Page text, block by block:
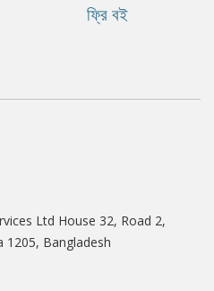
ফ্রি বই
Ltd House 32, Road 2,
1205, Bangladesh